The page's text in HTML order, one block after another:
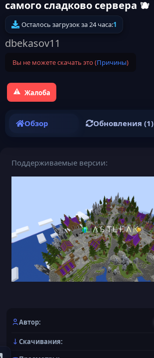
самого cладково сервера 🫐
Осталось загрузок за 24 часа:1
dbekasov11
Вы не можете скачать это (Причины)
Жалоба
Обзор Обновления (1)
Поддерживаемые версии
Автор
Скачивания